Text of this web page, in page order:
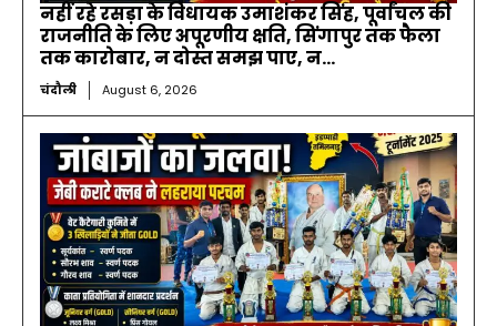
नहीं रहे रसड़ा के विधायक उमाशंकर सिंह, पूर्वांचल की
राजनीति के लिए अपूरणीय क्षति, सिंगापुर तक फैला
तक कारोबार, न दोस्त समझ पाए, न...
चंदौली August 6, 2026